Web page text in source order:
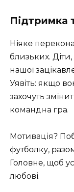
Підтримка
Ніяке
близьких.
нашої
Уявіть: якщо
захочуть
командна гра.
Мотивація?
футболку,
Головне, щоб
любові.